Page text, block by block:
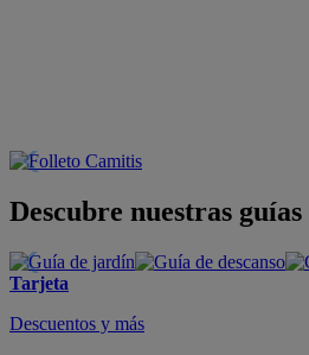
Descubre nuestras guías
Tarjeta
Descuentos y más